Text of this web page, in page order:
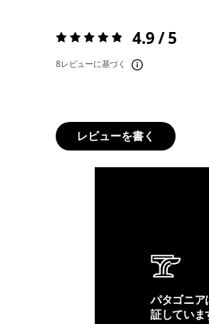
評価:4.9 / 5 4.9 / 5
8レビューに基づく
レビューを書く
パタゴニア
証していま